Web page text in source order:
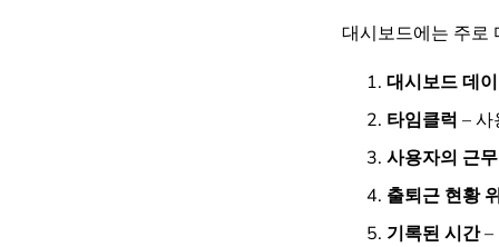
대시보드에는 주로
대시보드 데
타임클럭 –
사용자의 근
출퇴근 현황
기록된 시간–